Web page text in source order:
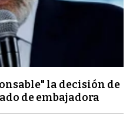
la decisión de
de embajadora